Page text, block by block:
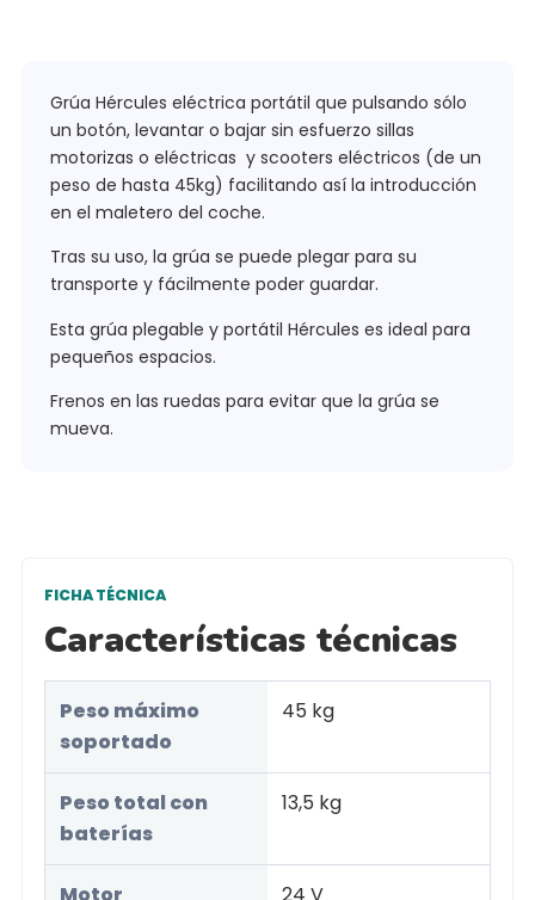
Grúa Hércules eléctrica portátil que pulsando sólo
un botón, levantar o bajar sin esfuerzo sillas
motorizas o eléctricas y scooters eléctricos (de un
peso de hasta 45kg) facilitando así la introducción
en el maletero del coche.
Tras su uso, la grúa se puede plegar para su
transporte y fácilmente poder guardar.
Esta grúa plegable y portátil Hércules es ideal para
pequeños espacios.
Frenos en las ruedas para evitar que la grúa se
mueva.
FICHA TÉCNICA
Características técnicas
Peso máximo
soportado
45 kg
Peso total con
baterías
13,5 kg